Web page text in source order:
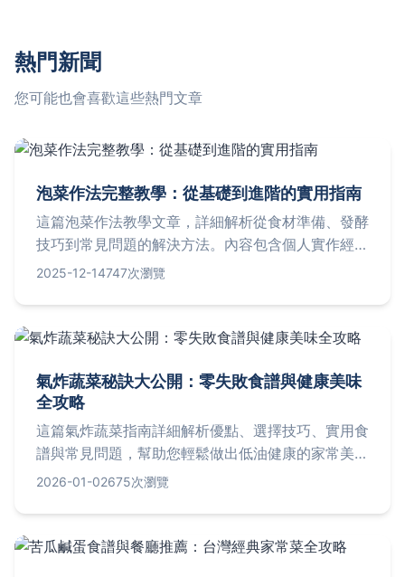
熱門新聞
您可能也會喜歡這些熱門文章
泡菜作法完整教學：從基礎到進階的實用指南
這篇泡菜作法教學文章，詳細解析從食材準備、發酵
技巧到常見問題的解決方法。內容包含個人實作經
驗、失敗案例分享，以及不同泡菜變體的比較表格。
為什麼發霉、保存期限等疑問，提供全方位指導。
2025-12-14747次瀏覽
氣炸蔬菜秘訣大公開：零失敗食譜與健康美味
全攻略
這篇氣炸蔬菜指南詳細解析優點、選擇技巧、實用食
譜與常見問題，幫助您輕鬆做出低油健康的家常美
味。從蔬菜準備到烹飪時間控制，一應俱全，讓您愛
2026-01-02675次瀏覽